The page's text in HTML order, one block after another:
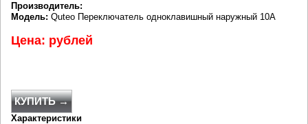
Производитель:
Модель: Quteo Переключатель одноклавишный наружный 10А
Цена: рублей
КУПИТЬ →
Характеристики